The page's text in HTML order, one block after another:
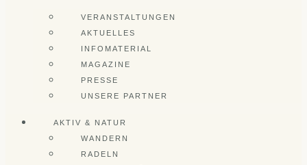
VERANSTALTUNGEN
AKTUELLES
INFOMATERIAL
MAGAZINE
PRESSE
UNSERE PARTNER
AKTIV & NATUR
WANDERN
RADELN